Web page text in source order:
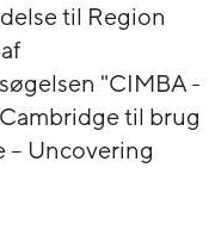
til Region
"CIMBA -
til brug
– Uncovering